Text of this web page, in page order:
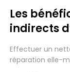
Les
indirects
Effectuer un
réparation elle-